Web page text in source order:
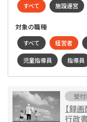
すべて 施設運営
対象の職種
すべて 経営者
児童指導員 指導員
受
【録
行政